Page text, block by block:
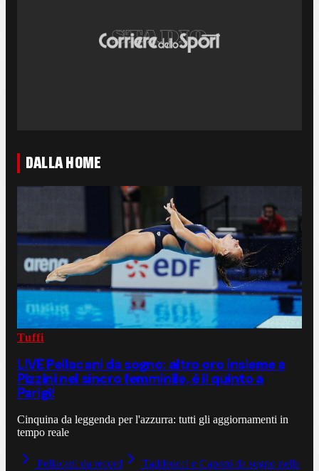
DALLA HOME
Tuffi
LIVE Pellacani da sogno: altro oro insieme a
Pizzini nel sincro femminile, è il quinto a
Parigi!
Cinquina da leggenda per l'azzurra: tutti gli aggiornamenti in
tempo reale
Pellacani da record
Taddeucci e Caponi da sogno nella